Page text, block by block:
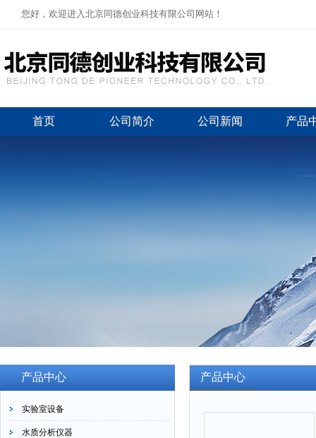
您好，欢迎进入北京同德创业科技有限公司网站！
首页 公司简介 公司新闻 产品
产品中心
实验室设备
水质分析仪器
产品中心